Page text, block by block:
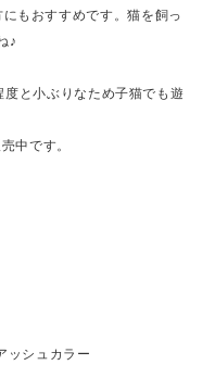
もおすすめです。猫を飼っ
♪
と小ぶりなため子猫でも遊
中です。
シュカラー